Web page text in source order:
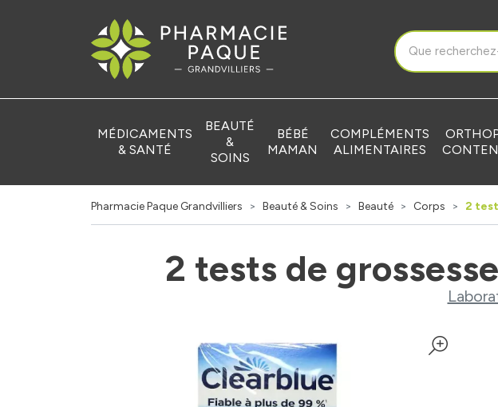
Pharmacie Paque Grandvilliers Votre
MÉDICAMENTS
& SANTÉ
BEAUTÉ
&
SOINS
BÉBÉ
MAMAN
COMPLÉMENTS
ALIMENTAIRES
Pharmacie Paque Grandvilliers Beauté & Soins Beauté Corps 2
2 tests de